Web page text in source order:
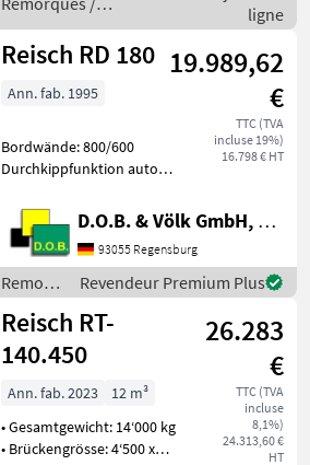
Reisch
ligne
Reisch RD 180 19.989,62
€
TTC (TVA
incluse 19%)
16.798 € HT
Ann. fab. 1995
Bordwände: 800/600
Durchkippfunktion auto
Heck Benne à troix côtés,
Attachement au dessus:
Acier, Parois de bord
oscillants, : Benne à troix
côt
D.O.B. & Völk GmbH, Filiale Regensburg
93055 Regensburg
Remorques
/ Reisch
Revendeur Premium Plus
Reisch RT-
140.450
26.283
€
TTC (TVA
incluse
8,1%)
24.313,60 €
HT
Ann. fab. 2023
12 m³
• Gesamtgewicht: 14‘000 kg
• Brückengrösse: 4‘500 x